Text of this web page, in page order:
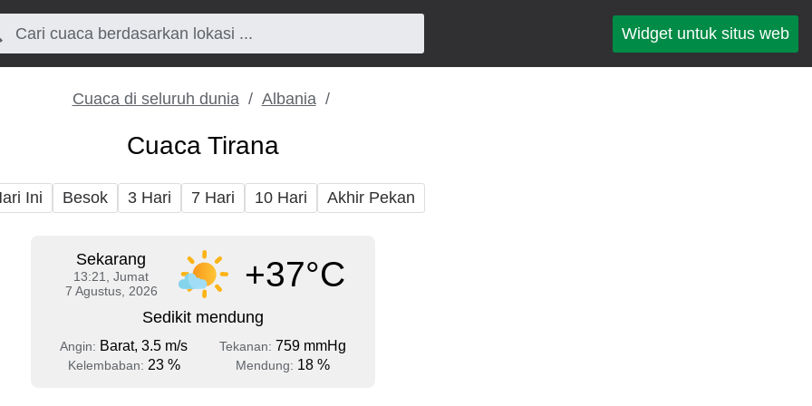
Widget untuk situs web
Cuaca di seluruh dunia Albania
Cuaca Tirana
Ini Besok 3 Hari 7 Hari 10 Hari Akhir Pekan
Sekarang
13:21, Jumat
7 Agustus, 2026
+37°C
Sedikit mendung
Angin: Barat, 3.5 m/s Tekanan: 759 mmHg
Kelembaban: 23 % Mendung: 18 %